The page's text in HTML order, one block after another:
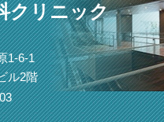
クリニック
1-6-1
ル2階